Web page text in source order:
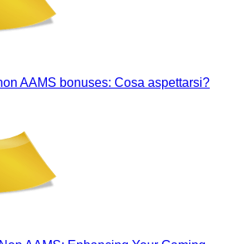
AAMS bonuses: Cosa aspettarsi?